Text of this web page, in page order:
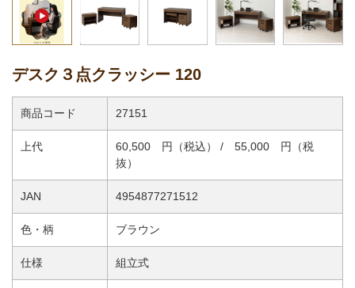
デスク３点クラッシー 120
商品コード 27151
上代
60,500 円（税込） / 55,000 円（税
抜）
JAN 4954877271512
色・柄 ブラウン
仕様 組立式